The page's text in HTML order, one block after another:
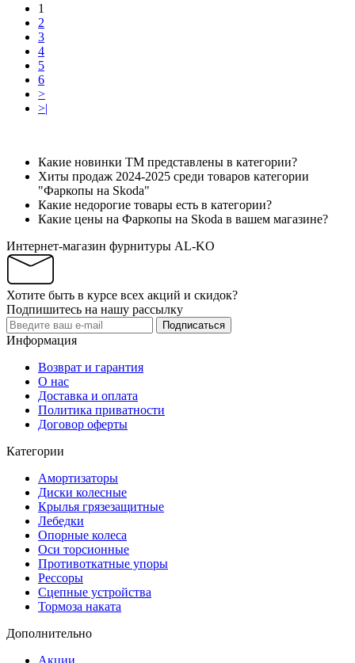
1
2
3
4
5
6
>
>|
Какие новинки ТМ представлены в категории?
Хиты продаж 2024-2025 среди товаров категории
"Фаркопы на Skoda"
Какие недорогие товары есть в категории?
Какие цены на Фаркопы на Skoda в вашем магазине?
Интернет-магазин фурнитуры AL-KO
Хотите быть в курсе всех акций и скидок?
Подпишитесь на нашу рассылку
Подписаться
Информация
Возврат и гарантия
О нас
Доставка и оплата
Политика приватности
Договор оферты
Категории
Амортизаторы
Диски колесные
Крылья грязезащитные
Лебедки
Опорные колеса
Оси торсионные
Противоткатные упоры
Рессоры
Сцепные устройства
Тормоза наката
Дополнительно
Акции